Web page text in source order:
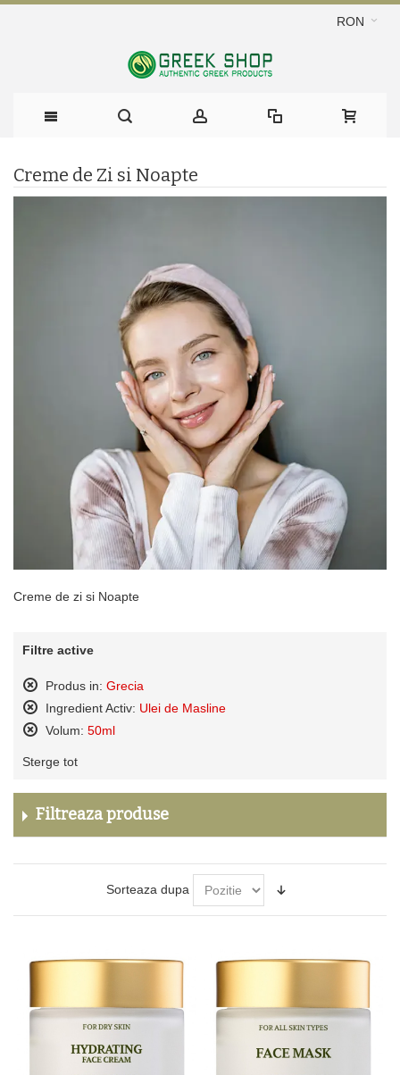
RON
Creme de Zi si Noapte
Creme de zi si Noapte
Filtre active
Produs in: Grecia
Sterge
acest
produs
Ingredient Activ: Ulei de Masline
Sterge
acest
produs
Volum: 50ml
acest
Sterge tot
Filtreaza produse
Sorteaza dupa